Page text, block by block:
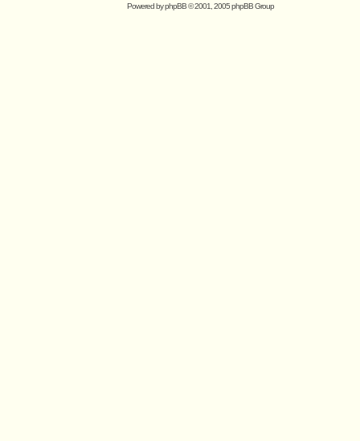
Powered byphpBB© 2001, 2005 phpBB Group